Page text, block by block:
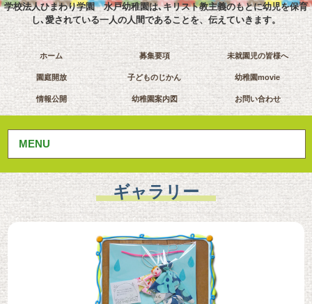
学校法人ひまわり学園 水戸幼稚園は､キリスト教主義のもとに幼児を保育
し､愛されている一人の人間であることを、伝えていきます。
ホーム 募集要項 未就園児の皆様へ
園庭開放 子どものじかん 幼稚園movie
情報公開 幼稚園案内図 お問い合わせ
MENU
ギャラリー